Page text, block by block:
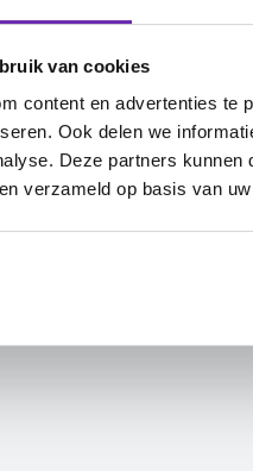
van cookies
content en advertenties te
Ook delen we
Deze partners
verzameld op basis van
Outlook 2021 / 365
2021 / 365